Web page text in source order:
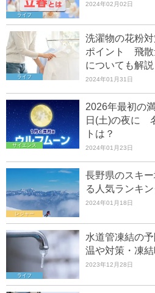
ライフ
2024年02月02日
ライフ
洗濯物の花粉
ポイント 飛散
についても解説
2024年01月31日
サイエンス
2026年最初の
日(土)の夜に
トは？
2024年01月23日
レジャー
長野県のスキ
る人気ランキ
2024年01月18日
ライフ
水道管凍結の
温や対策・凍
2023年12月28日